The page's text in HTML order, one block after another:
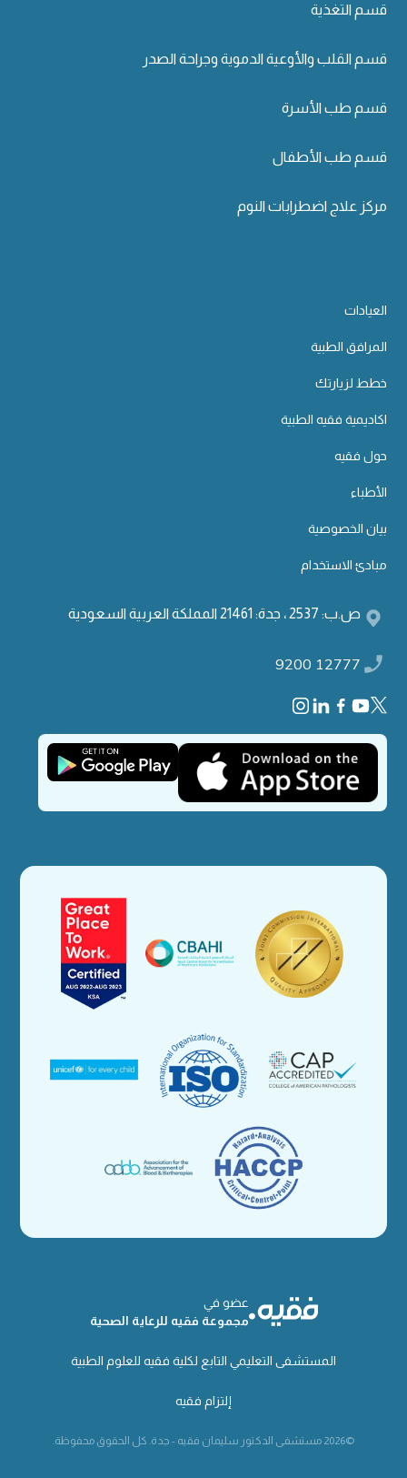
قسم التغذية
قسم القلب والأوعية الدموية وجراحة الصدر
قسم طب الأسرة
قسم طب الأطفال
مركز علاج اضطرابات النوم
العيادات
المرافق الطبية
خطط لزيارتك
اكاديمية فقيه الطبية
حول فقيه
الأطباء
بيان الخصوصية
مبادئ الاستخدام
ص.ب: 2537 ، جدة: 21461 المملكة العربية السعودية
9200 12777
عضو في
مجموعة فقيه للرعاية الصحية
المستشفى التعليمي التابع لكلية فقيه للعلوم الطبية
إلتزام فقيه
©2026 مستشفى الدكتور سليمان فقيه - جدة. كل الحقوق محفوظة.